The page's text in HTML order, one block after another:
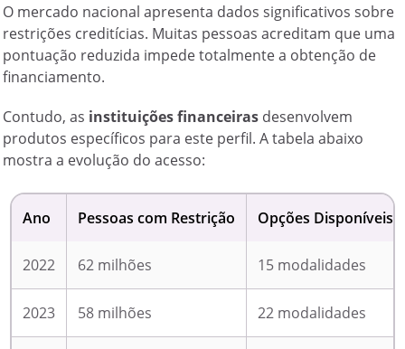
O mercado nacional apresenta dados significativos sobre
restrições creditícias. Muitas pessoas acreditam que uma
pontuação reduzida impede totalmente a obtenção de
financiamento.
Contudo, as instituições financeiras desenvolvem
produtos específicos para este perfil. A tabela abaixo
mostra a evolução do acesso:
Ano Pessoas com Restrição Opções Disponíveis
2022 62 milhões 15 modalidades
2023 58 milhões 22 modalidades